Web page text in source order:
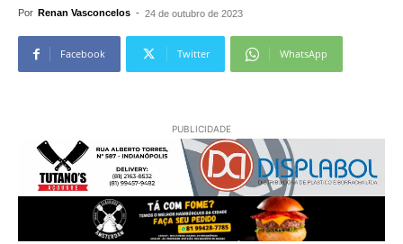
Por Renan Vasconcelos - 24 de outubro de 2023
Facebook Twitter WhatsApp
PUBLICIDADE